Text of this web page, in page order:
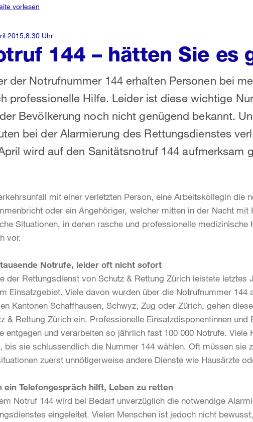
144 – hätten Sie es
vorlesen
der Notrufnummer 144 erhalten Personen bei
professionelle Hilfe. Leider ist diese wichtige
Bevölkerung noch nicht genügend bekannt.
bei der Alarmierung des Rettungsdienstes
wird auf den Sanitätsnotruf 144 aufmerksam
2015,8.30 Uhr
mit einer verletzten Person, eine Arbeitskollegin die
oder ein Angehöriger, welcher mitten in der Nacht mit
Situationen, in denen rasche und professionelle
vor.
Notrufe, leider oft nicht sofort
der Rettungsdienst von Schutz & Rettung Zürich leistete letztes
Einsatzgebiet. Viele davon wurden über die Notrufnummer 144
Kantonen Schaffhausen, Schwyz, Zug oder Zürich, gehen
& Rettung Zürich ein. Professionelle Einsatzdisponentinnen und
entgegen und verarbeiten so jährlich fast 100 000 Notrufe. Viele
bis sie schlussendlich die Nummer 144 wählen. Oft müssen sie
zuerst unnötigerweise andere Dienste wie Hausärzte
ein Telefongespräch hilft, Leben zu retten
Notruf 144 wird bei Bedarf unverzüglich die notwendige
eingeleitet. Vielen Menschen ist jedoch nicht